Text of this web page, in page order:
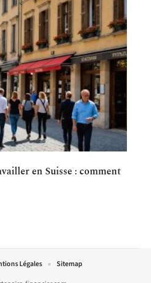
en Suisse : comment
Légales Sitemap